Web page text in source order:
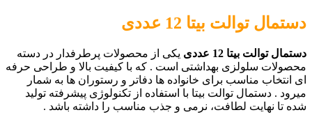
دستمال توالت بیتا 12 عددی
دستمال توالت بیتا 12 عددی
یکی از محصولات پرطرفدار در دسته
محصولات سلولزی بهداشتی است . که با کیفیت بالا و طراحی حرفه
ای انتخاب مناسب برای خانواده ها دفاتر و رستوران ها به شمار
میرود . دستمال توالت بیتا با استفاده از تکنولوژی پیشرفته تولید
شده تا نهایت لطافت، نرمی و جذب مناسب را داشته باشد .